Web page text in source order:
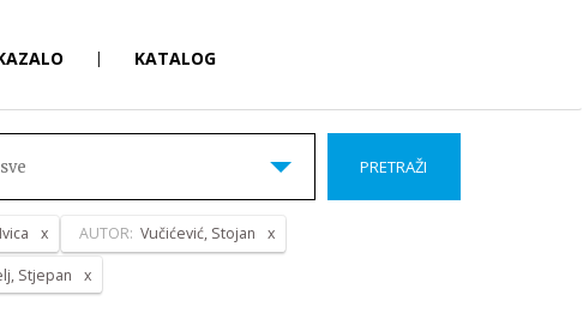
| KATALOG
PRETRAŽI
AUTOR: Vučićević, Stojan
Stjepan